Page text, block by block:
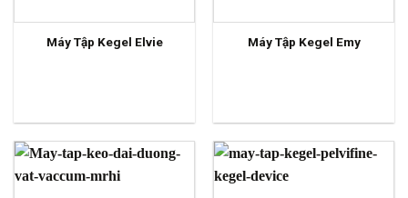
Máy Tập Kegel Elvie Máy Tập Kegel Emy